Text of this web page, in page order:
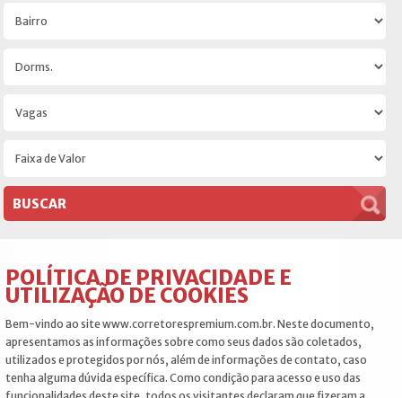
POLÍTICA DE PRIVACIDADE E
UTILIZAÇÃO DE COOKIES
Bem-vindo ao site www.corretorespremium.com.br. Neste documento,
apresentamos as informações sobre como seus dados são coletados,
utilizados e protegidos por nós, além de informações de contato, caso
tenha alguma dúvida específica. Como condição para acesso e uso das